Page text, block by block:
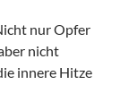
nur Opfer
nicht
innere Hitze